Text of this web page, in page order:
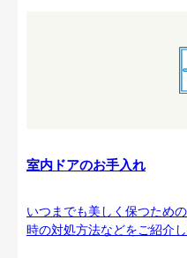
室内ドアのお手入れ
いつまでも美しく保つため
時の対処方法などをご紹介し